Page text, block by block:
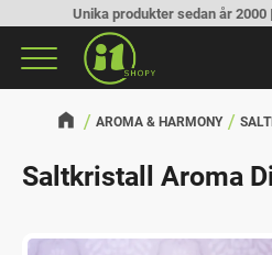
Meny
Unika produkter sedan år 2000
AROMA & HARMONY
Saltkristall Aroma